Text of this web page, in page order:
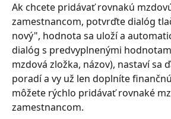
Ak chcete pridávať rovnakú
zamestnancom, potvrďte dialóg
nový", hodnota sa uloží a
dialóg s predvyplnenými
mzdová zložka, názov), nastaví sa
poradí a vy už len doplníte
môžete rýchlo pridávať rovnaké
zamestnancom.